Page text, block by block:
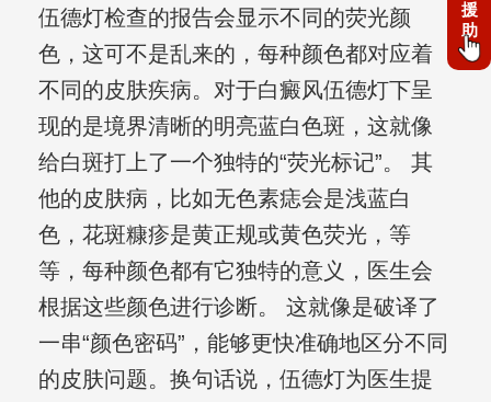
伍德灯检查的报告会显示不同的荧光颜
色，这可不是乱来的，每种颜色都对应着
不同的皮肤疾病。对于白癜风伍德灯下呈
现的是境界清晰的明亮蓝白色斑，这就像
给白斑打上了一个独特的“荧光标记”。 其
他的皮肤病，比如无色素痣会是浅蓝白
色，花斑糠疹是黄正规或黄色荧光，等
等，每种颜色都有它独特的意义，医生会
根据这些颜色进行诊断。 这就像是破译了
一串“颜色密码”，能够更快准确地区分不同
的皮肤问题。换句话说，伍德灯为医生提
援
助